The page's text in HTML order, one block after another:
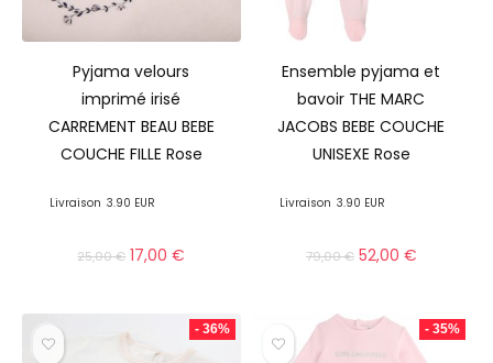
Pyjama velours
imprimé irisé
CARREMENT BEAU BEBE
COUCHE FILLE Rose
Livraison 3.90 EUR
25,00€ 17,00€
Ensemble pyjama et
bavoir THE MARC
JACOBS BEBE COUCHE
UNISEXE Rose
Livraison 3.90 EUR
79,00€ 52,00 €
- 36% - 35%